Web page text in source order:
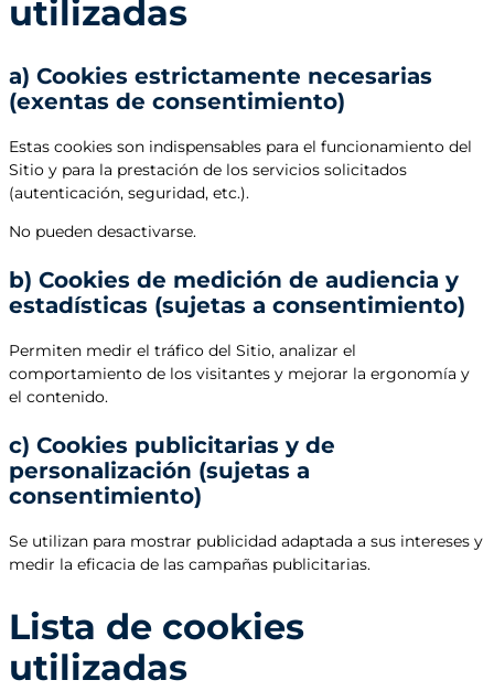
utilizadas
a) Cookies estrictamente necesarias
(exentas de consentimiento)
Estas cookies son indispensables para el funcionamiento del
Sitio y para la prestación de los servicios solicitados
(autenticación, seguridad, etc.).
No pueden desactivarse.
b) Cookies de medición de audiencia y
estadísticas (sujetas a consentimiento)
Permiten medir el tráfico del Sitio, analizar el
comportamiento de los visitantes y mejorar la ergonomía y
el contenido.
c) Cookies publicitarias y de
personalización (sujetas a
consentimiento)
Se utilizan para mostrar publicidad adaptada a sus intereses y
medir la eficacia de las campañas publicitarias.
Lista de cookies
utilizadas